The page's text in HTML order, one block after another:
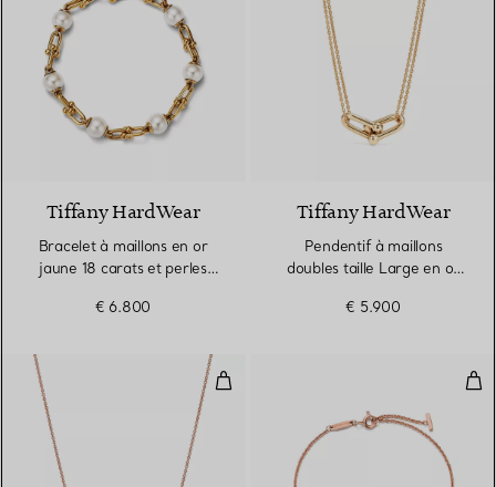
Tiffany HardWear
Bracelet à maillons en or
jaune 18 carats et perles
€ 6.800
Tiffany HardWear
Pendentif à maillons
doubles taille Large en or
€ 5.900
Pendentif Smile en or rose 18